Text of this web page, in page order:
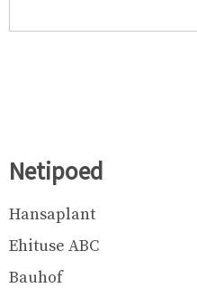
Netipoed
Hansaplant
Ehituse ABC
Bauhof